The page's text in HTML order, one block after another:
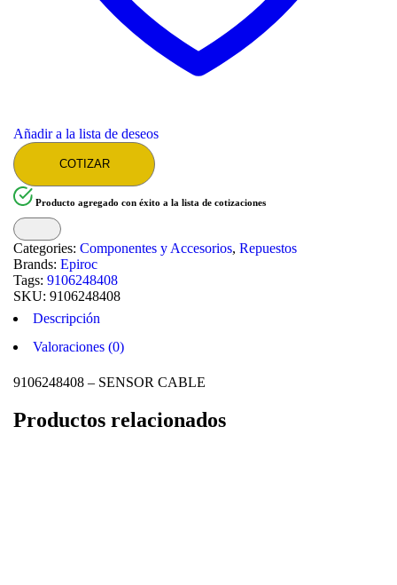
Añadir a la lista de deseos
COTIZAR
Producto agregado con éxito a la lista de cotizaciones
Categories: Componentes y Accesorios, Repuestos
Brands: Epiroc
Tags: 9106248408
SKU: 9106248408
Descripción
Valoraciones (0)
9106248408 – SENSOR CABLE
Productos relacionados